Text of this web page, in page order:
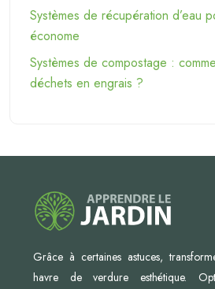
Systèmes de récupération d’eau
économe
Systèmes de compostage :
déchets en engrais ?
Grâce à certaines astuces,
havre de verdure esthétique.